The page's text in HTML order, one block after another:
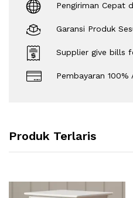
Pengiriman Cepat
Garansi Produk
Supplier give bills
Pembayaran 100%
Produk Terlaris